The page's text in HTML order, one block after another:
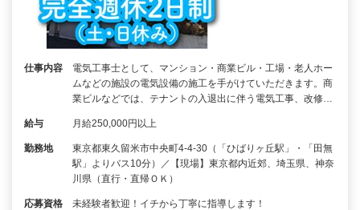
仕事内容
電気工事士として、マンション・商業ビル・工場・老人ホー
ムなどの施設の電気設備の施工を手がけていただきます。商
業ビルなどでは、テナントの入退出に伴う電気工事、改修…
給与 月給250,000円以上
勤務地
東京都東久留米市中央町4-4-30（「ひばりヶ丘駅」・「田無
駅」よりバス10分）／【現場】東京都内近郊、埼玉県、神奈
川県（直行・直帰ＯＫ）
応募資格 未経験者歓迎！イチから丁寧に指導します！